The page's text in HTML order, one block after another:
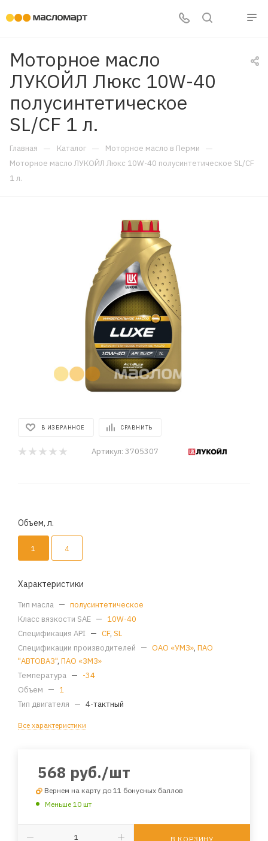
Моторное масло
ЛУКОЙЛ Люкс 10W-40
полусинтетическое
SL/CF 1 л.
Главная — Каталог — Моторное масло в Перми —
Моторное масло ЛУКОЙЛ Люкс 10W-40 полусинтетическое SL/CF
1 л.
В ИЗБРАННОЕ СРАВНИТЬ
Артикул: 3705307
Объем, л.
1 4
Характеристики
Тип масла — полусинтетическое
Класс вязкости SAE — 10W-40
Спецификация API — CF, SL
Спецификации производителей — ОАО «УМЗ», ПАО
"АВТОВАЗ", ПАО «ЗМЗ»
Температура — -34
Объем — 1
Тип двигателя — 4-тактный
Все характеристики
568 руб./шт
Вернем на карту до 11 бонусных баллов
Меньше 10 шт
В КОРЗИНУ